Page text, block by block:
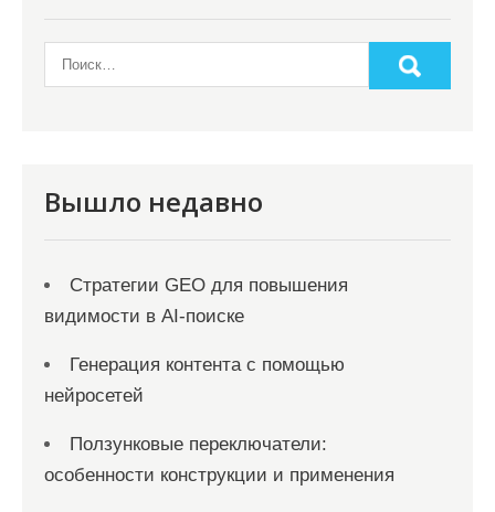
м
Вышло недавно
Стратегии GEO для повышения
видимости в AI-поиске
Генерация контента с помощью
нейросетей
Ползунковые переключатели:
особенности конструкции и применения